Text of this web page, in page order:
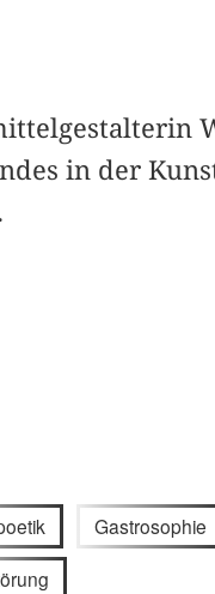
in der
Gastrosophie